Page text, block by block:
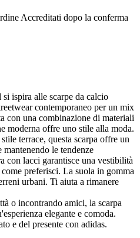
Accreditati dopo la conferma
ispira alle scarpe da calcio
contemporaneo per un mix
con una combinazione di materiali
moderna offre uno stile alla moda.
terrace, questa scarpa offre un
le tendenze
con lacci garantisce una vestibilità
preferisci. La suola in gomma
urbani. Ti aiuta a rimanere
o incontrando amici, la scarpa
elegante e comoda.
e del presente con adidas.